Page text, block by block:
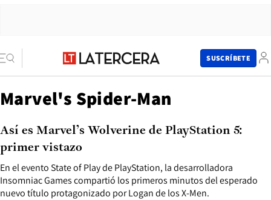
SUSCRÍBETE
Marvel's Spider-Man
En el evento State of Play de PlayStation, la desarrolladora
Insomniac Games compartió los primeros minutos del esperado
nuevo título protagonizado por Logan de los X-Men.
Así es Marvel’s Wolverine de PlayStation 5:
primer vistazo